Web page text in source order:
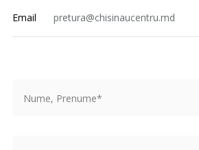
Email
pretura@chisinaucentru.md